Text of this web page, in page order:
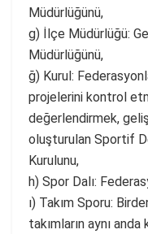
Müdürlüğünü,
g) İlçe Müdürlüğü:
Müdürlüğünü,
ğ) Kurul:
projelerini kontrol
değerlendirmek,
oluşturulan Sportif
Kurulunu,
h) Spor Dalı:
ı) Takım Sporu:
takımların aynı anda